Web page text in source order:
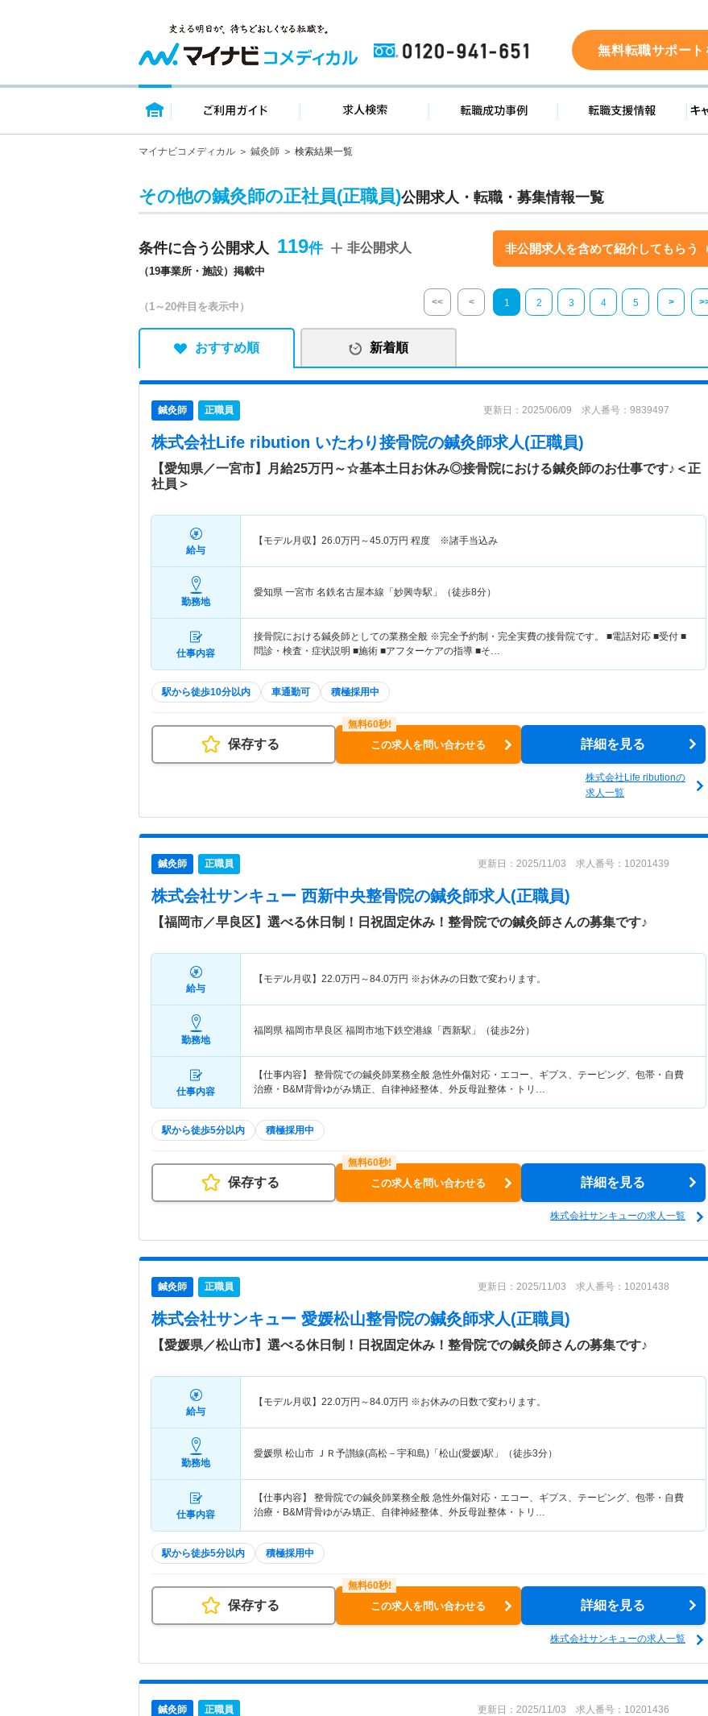
0120-941-651 無料転職サポート
トップページ ご利用ガイド 求人検索 転職成功事例 転
マイナビコメディカル 鍼灸師 検索結果一覧
その他の鍼灸師の正社員(正職員)公開求人・転職・募集情報一覧
条件に合う公開求人 119
（19事業所・施設）掲載中
非公開求人 非公開求人を含めて紹介してもらう
（1～20件目を表示中） << < 1 2 3 4 5 >
おすすめ順 新着順
鍼灸師 正職員 更新日：2025/06/09 求人番号：9839497
株式会社Life ribution いたわり接骨院の鍼灸師求人(正職員)
【愛知県／一宮市】月給25万円～☆基本土日お休み◎接骨院における鍼灸師のお仕事です♪＜正
社員＞
給与
【モデル月収】 26.0万円～45.0万円 程度 ※諸手当込み
勤務地
愛知県 一宮市 名鉄名古屋本線「妙興寺駅」（徒歩8分）
仕事内容
接骨院における鍼灸師としての業務全般 ※完全予約制・完全実費の接骨院です。 ■電話対応 ■受付 ■
問診・検査・症状説明 ■施術 ■アフターケアの指導 ■そ…
駅から徒歩10分以内 車通勤可 積極採用中
保存する この求人を問い合わせる 詳細を見る
株式会社Life ributionの
求人一覧
鍼灸師 正職員 更新日：2025/11/03 求人番号：10201439
株式会社サンキュー 西新中央整骨院の鍼灸師求人(正職員)
【福岡市／早良区】選べる休日制！日祝固定休み！整骨院での鍼灸師さんの募集です♪
給与
【モデル月収】 22.0万円～84.0万円 ※お休みの日数で変わります。
勤務地
福岡県 福岡市早良区 福岡市地下鉄空港線「西新駅」（徒歩2分）
仕事内容
【仕事内容】 整骨院での鍼灸師業務全般 急性外傷対応・エコー、ギプス、テーピング、包帯・自費
治療・B&M背骨ゆがみ矯正、自律神経整体、外反母趾整体・トリ…
駅から徒歩5分以内 積極採用中
保存する この求人を問い合わせる 詳細を見る
株式会社サンキューの求人一覧
鍼灸師 正職員 更新日：2025/11/03 求人番号：10201438
株式会社サンキュー 愛媛松山整骨院の鍼灸師求人(正職員)
【愛媛県／松山市】選べる休日制！日祝固定休み！整骨院での鍼灸師さんの募集です♪
給与
【モデル月収】 22.0万円～84.0万円 ※お休みの日数で変わります。
勤務地
愛媛県 松山市 ＪＲ予讃線(高松－宇和島)「松山(愛媛)駅」（徒歩3分）
仕事内容
【仕事内容】 整骨院での鍼灸師業務全般 急性外傷対応・エコー、ギプス、テーピング、包帯・自費
治療・B&M背骨ゆがみ矯正、自律神経整体、外反母趾整体・トリ…
駅から徒歩5分以内 積極採用中
保存する この求人を問い合わせる 詳細を見る
株式会社サンキューの求人一覧
鍼灸師 正職員 更新日：2025/11/03 求人番号：10201436